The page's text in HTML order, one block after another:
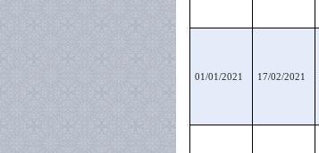
01/01/2021 17/02/2021